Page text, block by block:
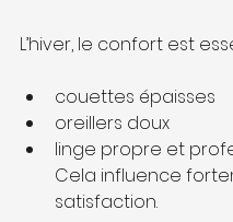
L’hiver, le confort est
couettes épaisses
oreillers doux
linge propre et
Cela influence
satisfaction.